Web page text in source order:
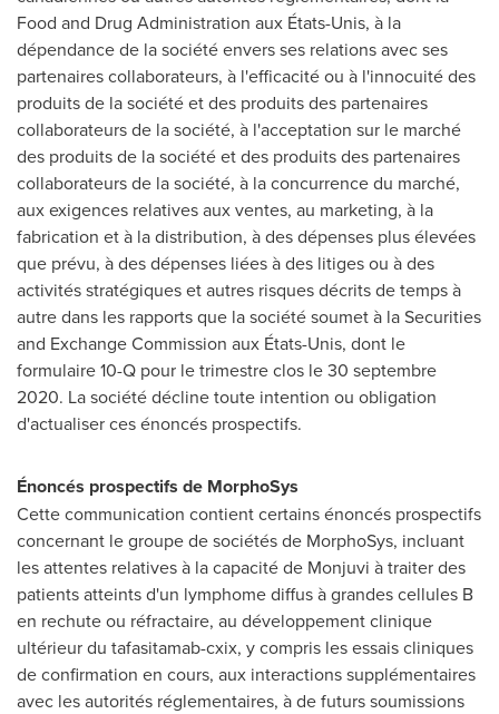
Food and Drug Administration aux États-Unis, à la
dépendance de la société envers ses relations avec ses
partenaires collaborateurs, à l'efficacité ou à l'innocuité des
produits de la société et des produits des partenaires
collaborateurs de la société, à l'acceptation sur le marché
des produits de la société et des produits des partenaires
collaborateurs de la société, à la concurrence du marché,
aux exigences relatives aux ventes, au marketing, à la
fabrication et à la distribution, à des dépenses plus élevées
que prévu, à des dépenses liées à des litiges ou à des
activités stratégiques et autres risques décrits de temps à
autre dans les rapports que la société soumet à la Securities
and Exchange Commission aux États-Unis, dont le
formulaire 10-Q pour le trimestre clos le 30 septembre
2020. La société décline toute intention ou obligation
d'actualiser ces énoncés prospectifs.
Énoncés prospectifs de MorphoSys
Cette communication contient certains énoncés prospectifs
concernant le groupe de sociétés de MorphoSys, incluant
les attentes relatives à la capacité de Monjuvi à traiter des
patients atteints d'un lymphome diffus à grandes cellules B
en rechute ou réfractaire, au développement clinique
ultérieur du tafasitamab-cxix, y compris les essais cliniques
de confirmation en cours, aux interactions supplémentaires
avec les autorités réglementaires, à de futurs soumissions